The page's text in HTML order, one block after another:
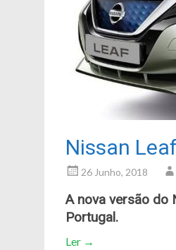
Nissan
26 Junho, 2018
A nova versão do
Portugal.
Ler →